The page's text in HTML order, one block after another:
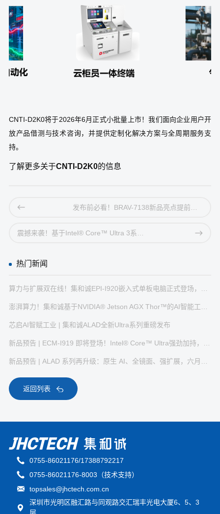
CNTI-D2K0将于2026年6月正式小批量上市！我们面向企业用户开
放产品借测与技术咨询，并提供定制化解决方案与全周期服务支
持。
了解更多关于CNTI-D2K0的信息
热门新闻
芯启AI智赋工业 | 集和诚ALAD全新Ultra系列重磅发布
返回列表
0755-86021176/17388792217
0755-86021176-8003（技术支持）
topsales@jhctech.com.cn
深圳市光明区融汇路与同观路交汇瑞丰光电大厦6、5、3